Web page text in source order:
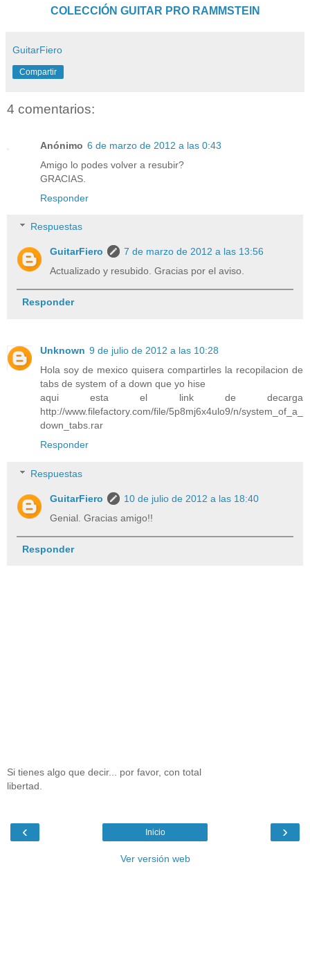
COLECCIÓN GUITAR PRO RAMMSTEIN
GuitarFiero
Compartir
4 comentarios:
Anónimo 6 de marzo de 2012 a las 0:43
Amigo lo podes volver a resubir?
GRACIAS.
Responder
Respuestas
GuitarFiero
7 de marzo de 2012 a las 13:56
Actualizado y resubido. Gracias por el aviso.
Responder
Unknown 9 de julio de 2012 a las 10:28
Hola soy de mexico quisera compartirles la recopilacion de
tabs de system of a down que yo hise
aqui esta el link de decarga
http://www.filefactory.com/file/5p8mj6x4ulo9/n/system_of_a_
down_tabs.rar
Responder
Respuestas
GuitarFiero
10 de julio de 2012 a las 18:40
Genial. Gracias amigo!!
Responder
Si tienes algo que decir... por favor, con total
libertad.
‹ ›
Inicio
Ver versión web